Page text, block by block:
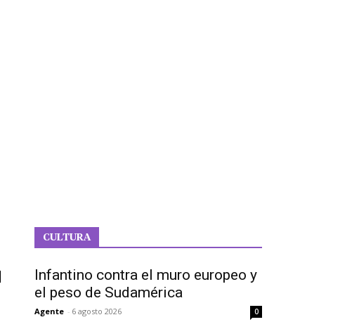
CULTURA
Infantino contra el muro europeo y
el peso de Sudamérica
Agente - 6 agosto 2026 0